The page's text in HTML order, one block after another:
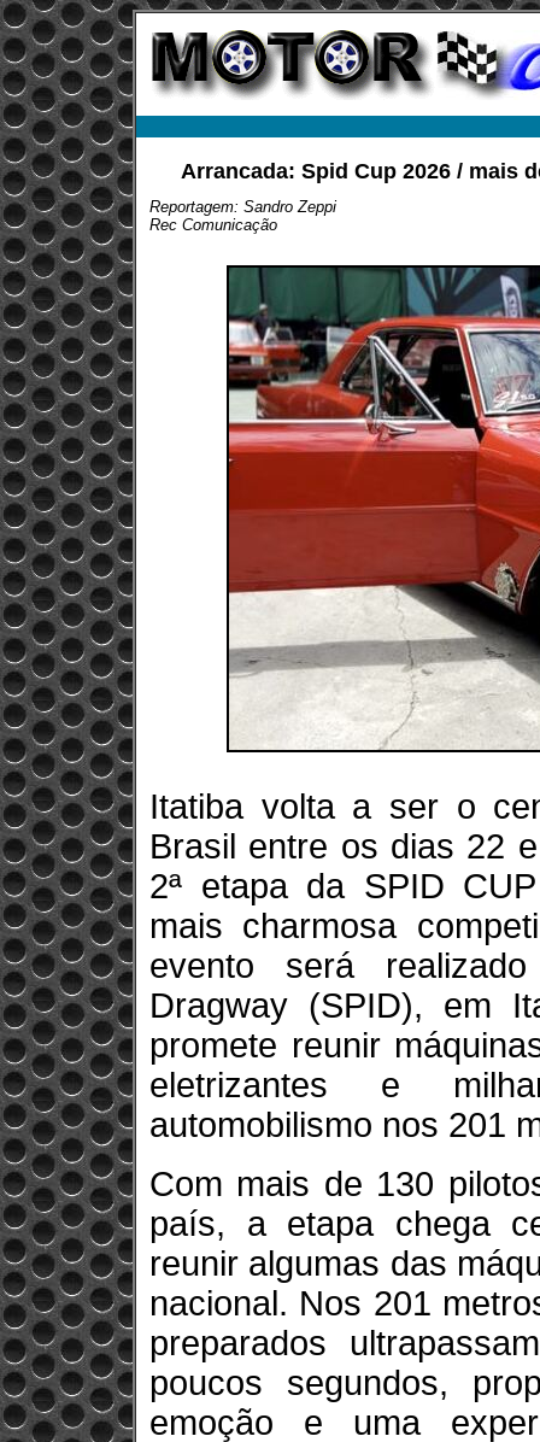
Arrancada: Spid Cup 2026 / mais
Reportagem: Sandro Zeppi
Rec Comunicação
Itatiba volta a ser o
Brasil entre os dias 22
2ª etapa da SPID
mais charmosa
evento será
Dragway (SPID), em
promete reunir
eletrizantes e
automobilismo nos 201
Com mais de 130
país, a etapa chega
reunir algumas das
nacional. Nos 201
preparados
poucos segundos,
emoção e uma